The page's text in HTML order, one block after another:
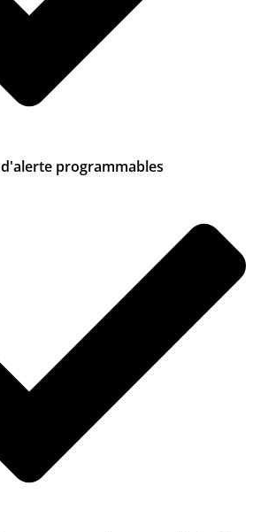
programmables